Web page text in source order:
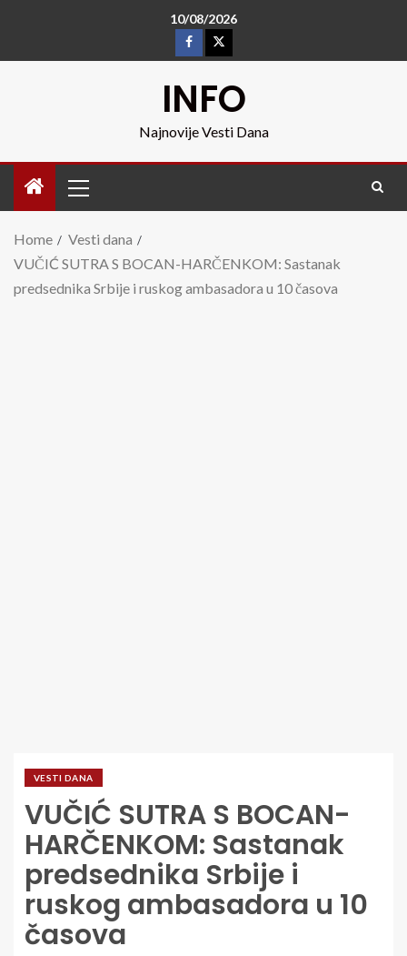
10/08/2026
INFO
Najnovije Vesti Dana
Home
Vesti dana
VUČIĆ SUTRA S BOCAN-HARČENKOM: Sastanak
predsednika Srbije i ruskog ambasadora u 10 časova
VESTI DANA
VUČIĆ SUTRA S BOCAN-
HARČENKOM: Sastanak
predsednika Srbije i
ruskog ambasadora u 10
časova